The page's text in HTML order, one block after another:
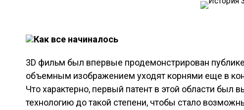
Как все начиналось
3D фильм был впервые продемонстрирован
объемным изображением уходят корнями еще в
Что характерно, первый патент в этой области был
технологию до такой степени, чтобы стало